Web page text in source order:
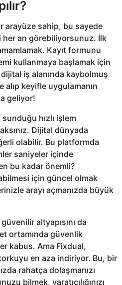
arayüze sahip, bu sayede
her an görebiliyorsunuz. İlk
Kayıt formunu
kullanmaya başlamak için
iş alanında kaybolmuş
keyifle uygulamanın
geliyor!
hızlı işlem
Dijital dünyada
olabilir. Bu platformda
saniyeler içinde
bu kadar önemli?
için güncel olmak
arayı açmanızda büyük
altyapısını da
ortamında güvenlik
kabus. Ama Fixdual,
en aza indiriyor. Bu, bir
rahatça dolaşmanızı
bilmek, yaratıcılığınızı